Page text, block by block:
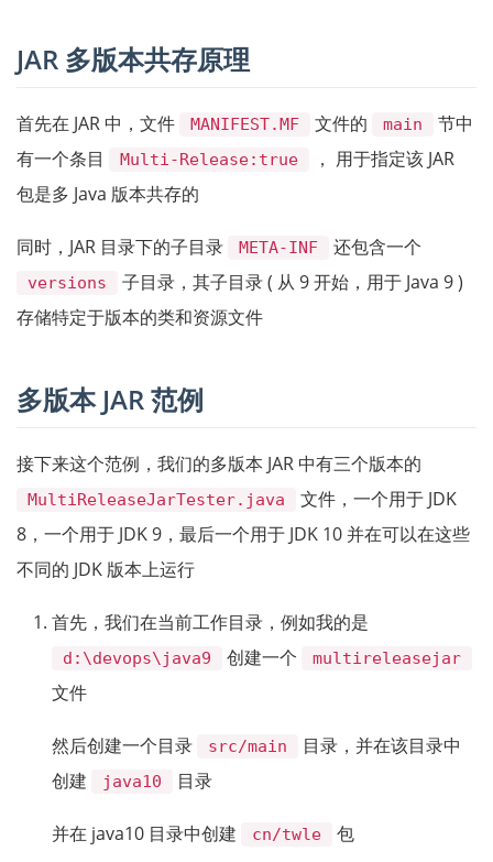
JAR 多版本共存原理
首先在 JAR 中，文件 MANIFEST.MF 文件的 main
节中
有一个条目
Multi-Release:true
， 用于指定该 JAR
包是多 Java 版本共存的
同时，JAR 目录下的子目录 META-INF 还包含一个
versions
子目录，其子目录 ( 从 9 开始，用于 Java 9 )
存储特定于版本的类和资源文件
多版本 JAR 范例
接下来这个范例，我们的多版本 JAR 中有三个版本的
MultiReleaseJarTester.java
文件，一个用于 JDK
8，一个用于 JDK 9，最后一个用于 JDK 10 并在可以在这些
不同的 JDK 版本上运行
首先，我们在当前工作目录，例如我的是
d:\devops\java9 创建一个 multireleasejar
文件
然后创建一个目录 src/main
目录，并在该目录中
创建
java10 目录
并在 java10 目录中创建 cn/twle 包